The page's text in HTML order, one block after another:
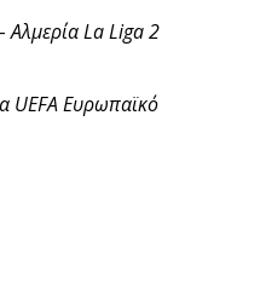
La Liga 2
UEFA Ευρωπαϊκό